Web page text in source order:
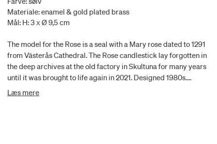
Materiale: enamel & gold plated brass
Mål: H: 3 x Ø 9,5 cm
The model for the Rose is a seal with a Mary rose dated to 1291
from Västerås Cathedral. The Rose candlestick lay forgotten in
the deep archives at the old factory in Skultuna for many years
until it was brought to life again in 2021. Designed 1980s.
Silverplated brass.
Læs mere